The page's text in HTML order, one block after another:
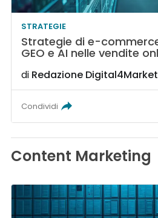
STRATEGIE
Strategie di e-
GEO e AI nelle vendite
di Redazione
Condividi
Content Marketing